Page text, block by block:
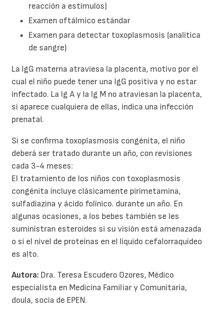
reacción a estímulos)
Examen oftálmico estándar
Examen para detectar toxoplasmosis (analítica
de sangre)
La IgG materna atraviesa la placenta, motivo por el
cual el niño puede tener una IgG positiva y no estar
infectado. La Ig A y la Ig M no atraviesan la placenta,
si aparece cualquiera de ellas, indica una infección
prenatal.
Si se confirma toxoplasmosis congénita, el niño
deberá ser tratado durante un año, con revisiones
cada 3-4 meses:
El tratamiento de los niños con toxoplasmosis
congénita incluye clásicamente pirimetamina,
sulfadiazina y ácido folínico. durante un año. En
algunas ocasiones, a los bebes también se les
suministran esteroides si su visión está amenazada
o si el nivel de proteínas en el líquido cefalorraquídeo
es alto.
Autora: Dra. Teresa Escudero Ozores, Médico
especialista en Medicina Familiar y Comunitaria,
doula, socia de EPEN.